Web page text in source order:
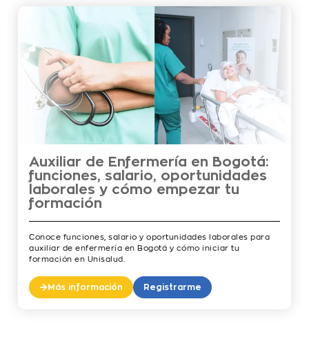
Auxiliar de Enfermería en Bogotá:
funciones, salario, oportunidades
laborales y cómo empezar tu
formación
Conoce funciones, salario y oportunidades laborales para
auxiliar de enfermería en Bogotá y cómo iniciar tu
formación en Unisalud.
Más información Registrarme